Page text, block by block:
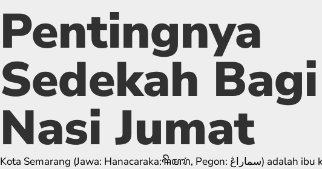
Pentingnya
Sedekah Bagi
Nasi Jumat
Kota Semarang (Jawa: Hanacaraka:ꦯꦼꦩꦫꦁ​, Pegon: سماراڠ) adalah ibu kota Provinsi Jawa